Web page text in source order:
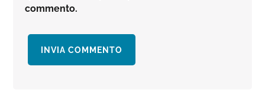
commento.